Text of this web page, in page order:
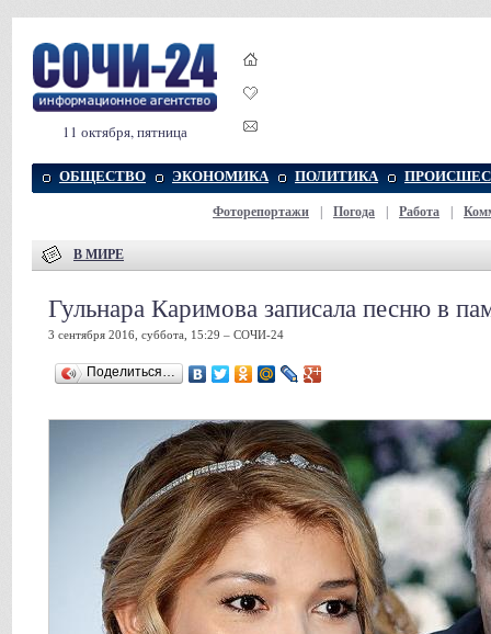
11 октября, пятница
ОБЩЕСТВО ЭКОНОМИКА ПОЛИТИКА
Фоторепортажи Погода Работа
В МИРЕ
Гульнара Каримова записала песню в
3 сентября 2016, суббота, 15:29 – СОЧИ-24
Поделиться…